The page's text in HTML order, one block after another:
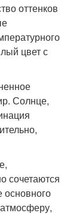
оттенков
цвет с
Солнце,
сочетаются
основного